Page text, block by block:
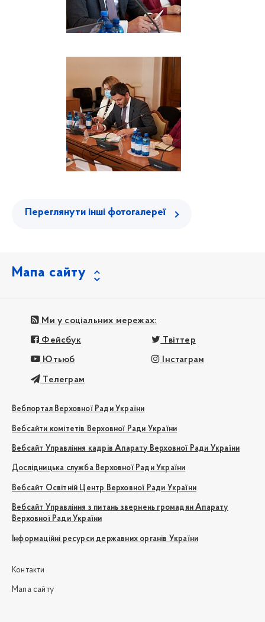
Переглянути інші фотогалереї
Мапа сайту
Ми у соціальних мережах:
Фейсбук Твіттер
Ютьюб Інстаграм
Телеграм
Вебпортал Верховної Ради України
Вебсайти комітетів Верховної Ради України
Вебсайт Управління кадрів Апарату Верховної Ради України
Дослідницька служба Верховної Ради України
Вебсайт Освітній Центр Верховної Ради України
Вебсайт Управління з питань звернень громадян Апарату
Верховної Ради України
Інформаційні ресурси державних органів України
Контакти
Мапа сайту